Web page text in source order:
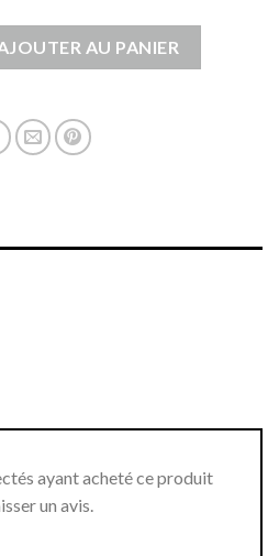
AU PANIER
ayant acheté ce produit
un avis.